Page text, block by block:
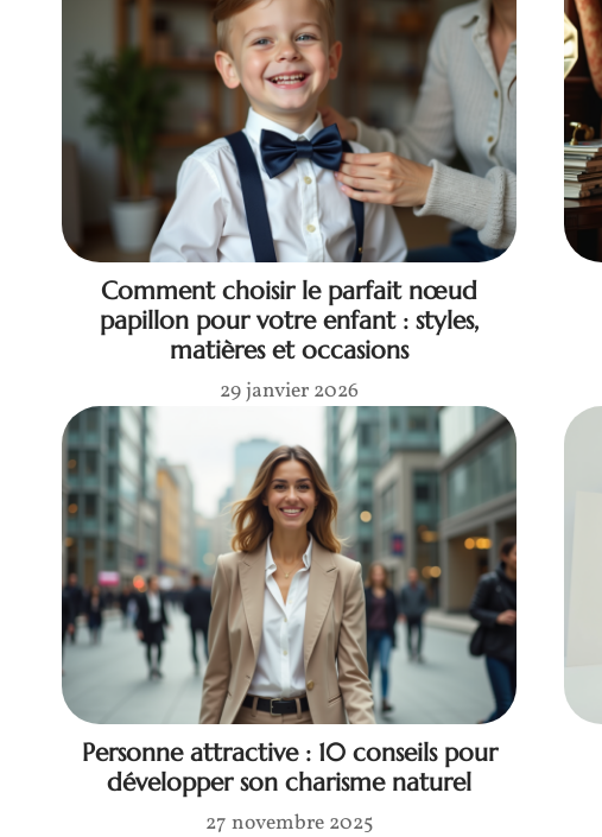
Comment choisir le parfait nœud
papillon pour votre enfant : styles,
matières et occasions
29 janvier 2026
Personne attractive : 10 conseils pour
développer son charisme naturel
27 novembre 2025